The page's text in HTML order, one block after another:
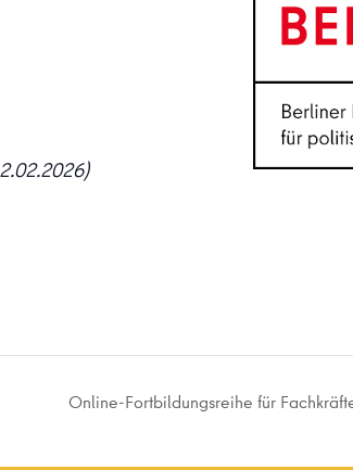
Online-Fortbildungsreihe für